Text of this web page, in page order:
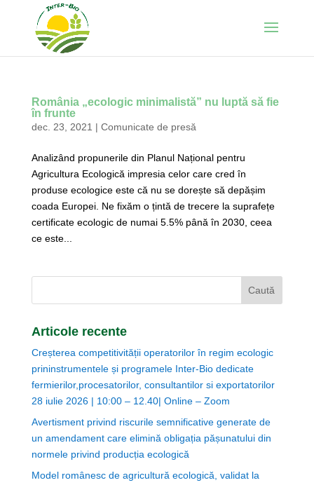
România „ecologic minimalistă” nu luptă să fie
în frunte
dec. 23, 2021 | Comunicate de presă
Analizând propunerile din Planul Național pentru
Agricultura Ecologică impresia celor care cred în
produse ecologice este că nu se dorește să depășim
coada Europei. Ne fixăm o țintă de trecere la suprafețe
certificate ecologic de numai 5.5% până în 2030, ceea
ce este...
Articole recente
Creșterea competitivității operatorilor în regim ecologic
prininstrumentele și programele Inter-Bio dedicate
fermierilor,procesatorilor, consultantilor si exportatorilor
28 iulie 2026 | 10:00 – 12.40| Online – Zoom
Avertisment privind riscurile semnificative generate de
un amendament care elimină obligația pășunatului din
normele privind producția ecologică
Model românesc de agricultură ecologică, validat la